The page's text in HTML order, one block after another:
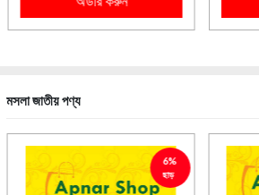
মসলা জাতীয় পণ্য
6%
ছাড়